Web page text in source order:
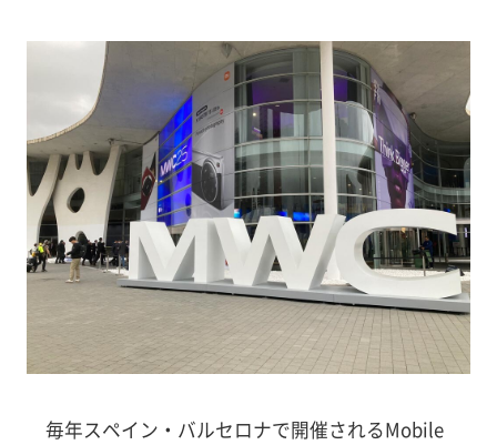
毎年スペイン・バルセロナで開催されるMobile